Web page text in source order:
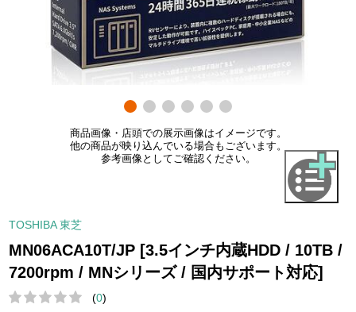
商品画像・店頭での展示画像はイメージです。
他の商品が映り込んでいる場合もございます。
参考画像としてご確認ください。
TOSHIBA 東芝
MN06ACA10T/JP [3.5インチ内蔵HDD / 10TB /
7200rpm / MNシリーズ / 国内サポート対応]
(0)